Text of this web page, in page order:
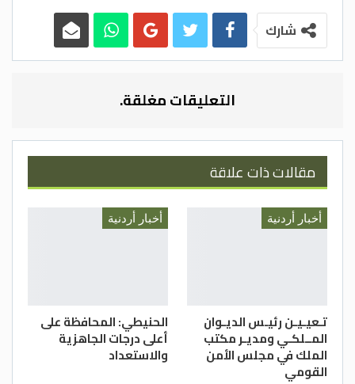
منافسات البطولة، والذي عكس صورة مشرقة
تليق باسم الأردن.
المسؤولين.-(بترا)
شارك
التعليقات مغلقة.
مقالات ذات علاقة
أخبار أردنية
تـعيـيـن رئيـس الديـوان
المــلكـي ومديـر مكتب
الملك في مجلس الأمن
القومي
أخبار أردنية
الحنيطي: المحافظة على
أعلى درجات الجاهزية
والاستعداد